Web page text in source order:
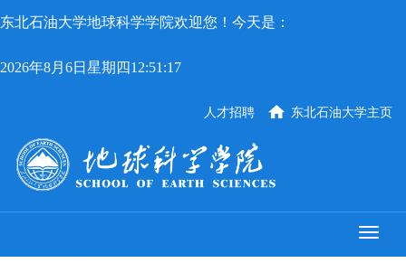
东北石油大学地球科学学院欢迎您！今天是：
2026年8月6日星期四12:51:18
东北石油大学主页
人才招聘